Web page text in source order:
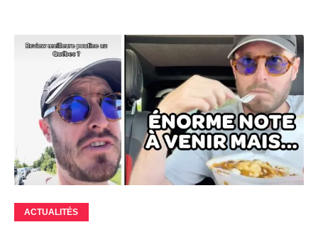
ACTUALITÉS